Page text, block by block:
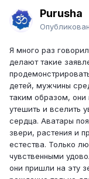
Purusha
Я много раз
делают такие
детей, мужчины
таким образом, они
утешить и вселить
сердца. Аватары
звери, растения и
естества. Только
чувственными
они пришли на эту